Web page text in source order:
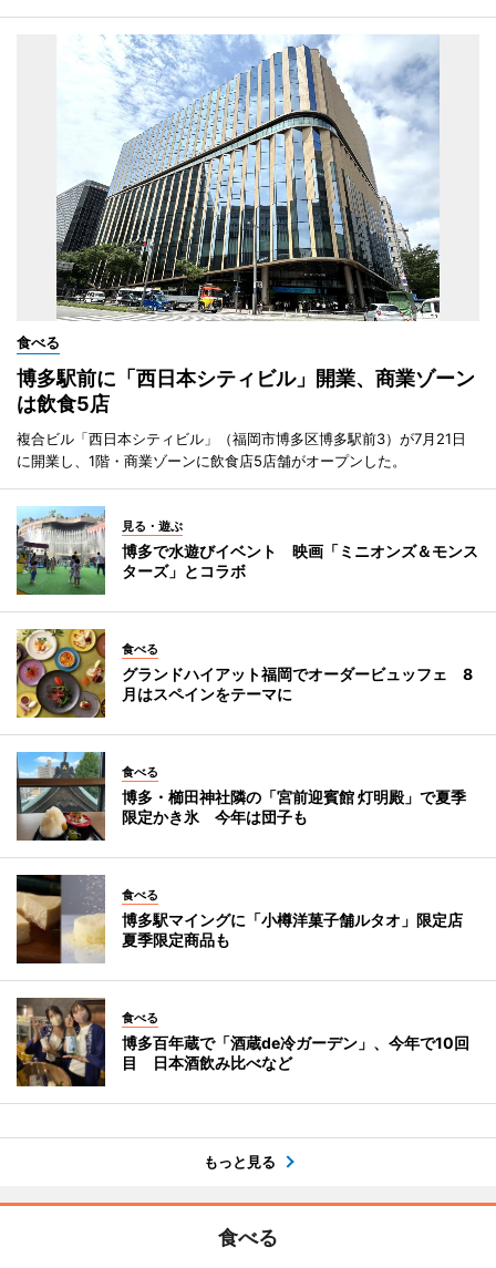
食べる
博多駅前に「西日本シティビル」開業、商業ゾーン
は飲食5店
複合ビル「西日本シティビル」（福岡市博多区博多駅前3）が7月21日
に開業し、1階・商業ゾーンに飲食店5店舗がオープンした。
見る・遊ぶ
博多で水遊びイベント 映画「ミニオンズ＆モンス
ターズ」とコラボ
食べる
グランドハイアット福岡でオーダービュッフェ 8
月はスペインをテーマに
食べる
博多・櫛田神社隣の「宮前迎賓館 灯明殿」で夏季
限定かき氷 今年は団子も
食べる
博多駅マイングに「小樽洋菓子舗ルタオ」限定店
夏季限定商品も
食べる
博多百年蔵で「酒蔵de冷ガーデン」、今年で10回
目 日本酒飲み比べなど
もっと見る
食べる